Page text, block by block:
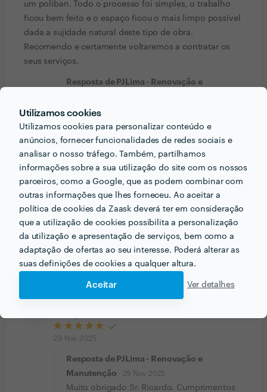
Utilizamos cookies
Utilizamos cookies para personalizar conteúdo e
anúncios, fornecer funcionalidades de redes sociais e
analisar o nosso tráfego. Também, partilhamos
informações sobre a sua utilização do site com os nossos
parceiros, como a Google, que as podem combinar com
outras informações que lhes forneceu. Ao aceitar a
política de cookies da Zaask deverá ter em consideração
que a utilização de cookies possibilita a personalização
da utilização e apresentação de serviços, bem como a
adaptação de ofertas ao seu interesse. Poderá alterar as
suas definições de cookies a qualquer altura.
Aceitar Ver detalhes
um poliban. Todo o processo foi simples, o trabalho
ficou bem feito e o espaço ficou o mais limpo possível
dada a sujidade natural deste tipo de obra.
Recomendo e certamente voltaremos a contratar os
seus serviços.
Resposta de PJLima - Renovação e
Muito obrigado Sra. Constança pela
confiança e flexibilidade e amabilidade
demonstrada. Os meus cumprimen...
Ver mais
Carolina Cunha
Mudanças de Móveis
7 Dez 2025
Resposta de PJLima - Renovação e
Muito obrigado. Cumprimentos
29 Nov 2025
Resposta de PJLima - Renovação e
Manutenção
29 Nov 2025
Muito obrigado Sr. Ricardo. Cumprimentos